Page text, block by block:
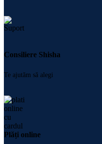
Consiliere Shisha
Te ajutăm să alegi
Plăți online